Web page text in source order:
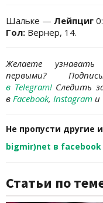
Шальке — Лейпциг
Гол: Вернер, 14.
Желаете
первыми?
в Telegram! Следить
в Facebook, Instagram и
Не пропусти другие
bigmir)net в facebook
Статьи по